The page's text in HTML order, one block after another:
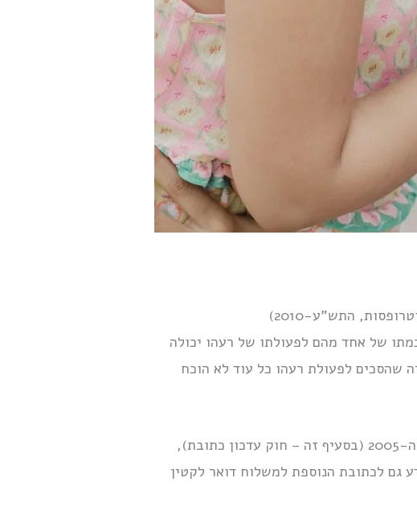
של אחד מהם לפעולתו של רעהו יכולה
שהסכים לפעולת רעהו כל עוד לא הוכח
(ב) (1) גוף המנוי הן בתוספת הראשונה לחוק זה והן בתוספת לחוק עדכון כתובת, התשס”ה-2005 (בסעיף זה – חוק עדכון כתובת),
גם לכתובת הנוספת למשלוח דואר לקטין